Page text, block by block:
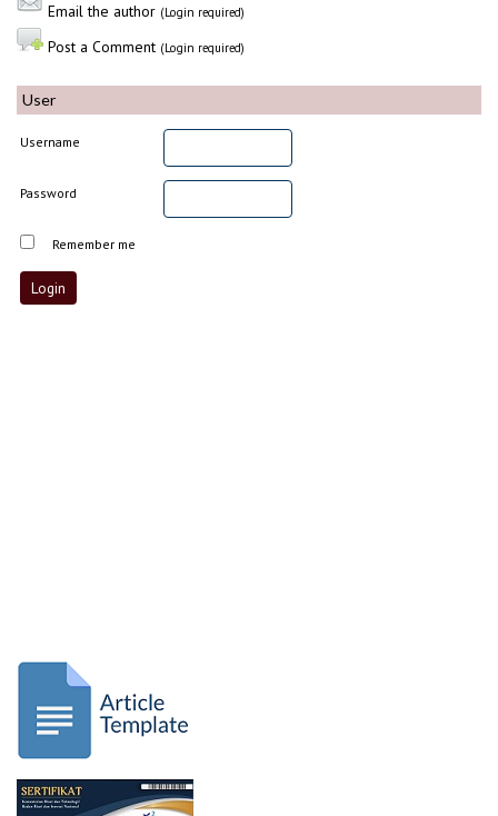
Email the author (Login required)
Post a Comment (Login required)
User
Username
Password
Remember me